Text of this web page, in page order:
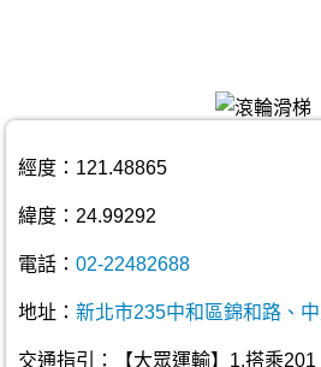
經度：121.48865
緯度：24.99292
電話： 02-22482688
地址： 新北市235中和區錦和路、
交通指引：【大眾運輸】1.搭乘